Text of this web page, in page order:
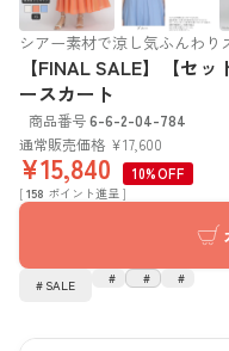
シアー素材で涼し気ふんわり
【FINAL SALE】【セ
ースカート
商品番号6-6-2-04-784
通常販売価格 ¥17,600
¥15,840 10%OFF
[ 158 ポイント進呈 ]
SALE